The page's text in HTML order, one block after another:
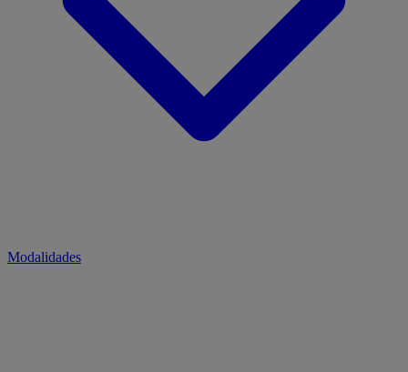
Modalidades